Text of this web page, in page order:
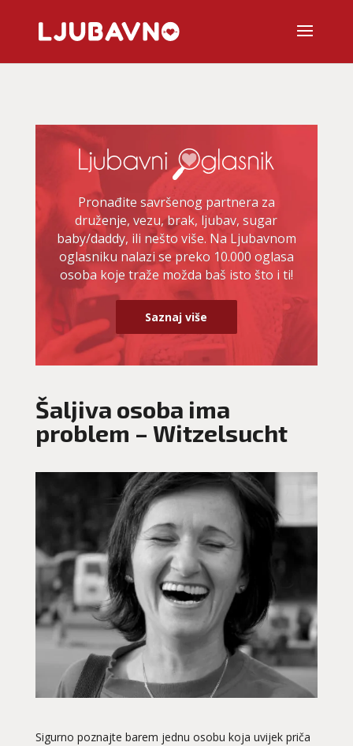
Pronađite savršenog partnera za
druženje, vezu, brak, ljubav, sugar
baby/daddy, ili nešto više. Na Ljubavnom
oglasniku nalazi se preko 10.000 oglasa
osoba koje traže možda baš isto što i ti!
Saznaj više
Šaljiva osoba ima
problem – Witzelsucht
Sigurno poznajte barem jednu osobu koja uvijek priča